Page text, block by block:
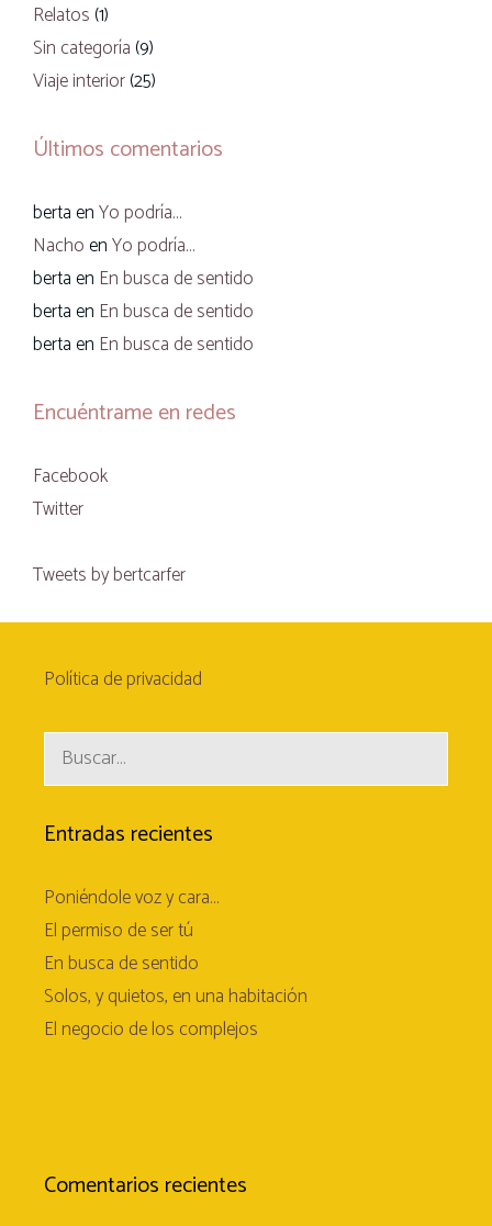
Relatos (1)
Sin categoría (9)
Viaje interior(25)
Últimos comentarios
bertaenYo podría…
NachoenYo podría…
bertaen En busca de sentido
bertaen En busca de sentido
bertaen En busca de sentido
Encuéntrame en redes
Facebook
Twitter
Tweets by bertcarfer
Política de privacidad
Buscar:
Entradas recientes
Poniéndole voz y cara…
El permiso de ser tú
En busca de sentido
Solos, y quietos, en una habitación
El negocio de los complejos
Comentarios recientes